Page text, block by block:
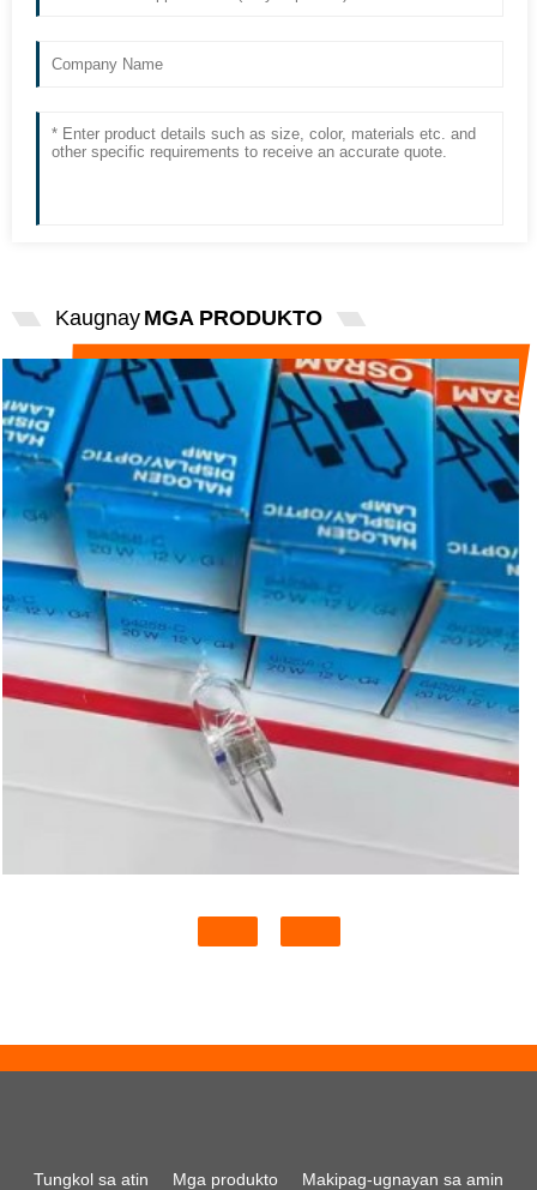
Kaugnay MGA PRODUKTO
ORIHINAL NA OSRAM 64258-C 12V 20W
NA MAY UV BIOCHEMI...
Tungkol sa atin Mga produkto Makipag-ugnayan sa amin